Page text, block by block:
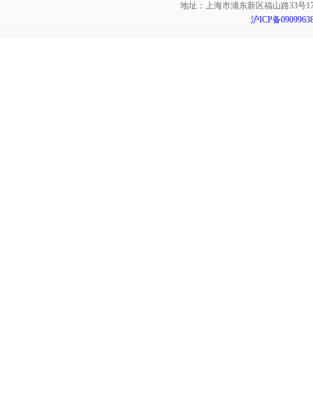
地址：上海市浦东新区福山路33号
沪ICP备